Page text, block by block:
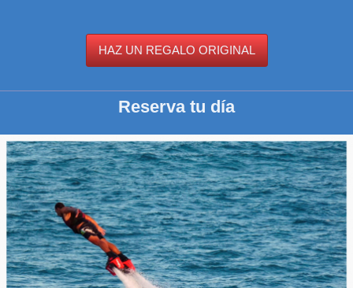
HAZ UN REGALO ORIGINAL
Reserva tu día